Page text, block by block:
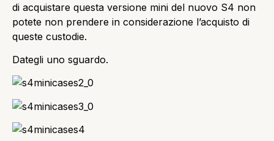
di acquistare questa versione mini del nuovo S4 non
potete non prendere in considerazione l’acquisto di
queste custodie.
Dategli uno sguardo.